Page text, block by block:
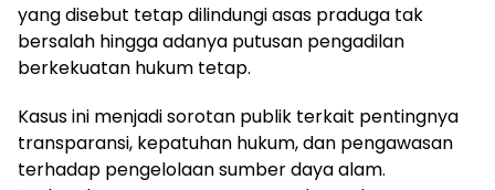
yang disebut tetap dilindungi asas praduga tak
bersalah hingga adanya putusan pengadilan
berkekuatan hukum tetap.
Kasus ini menjadi sorotan publik terkait pentingnya
transparansi, kepatuhan hukum, dan pengawasan
terhadap pengelolaan sumber daya alam.